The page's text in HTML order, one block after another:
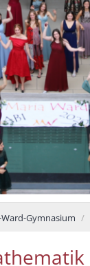
Gymnasium